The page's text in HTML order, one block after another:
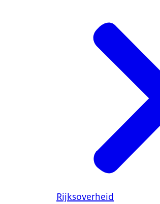
Rijksoverheid